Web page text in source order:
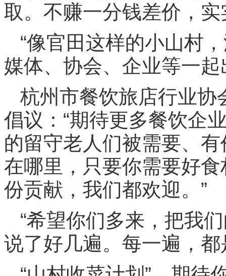
取。不赚一分钱差价，
“像官田这样的小山村
媒体、协会、企业等一起
杭州市餐饮旅店行业协
倡议：“期待更多餐饮企
的留守老人们被需要、
在哪里，只要你需要好
份贡献，我们都欢迎。”
“希望你们多来，把我
说了好几遍。每一遍，